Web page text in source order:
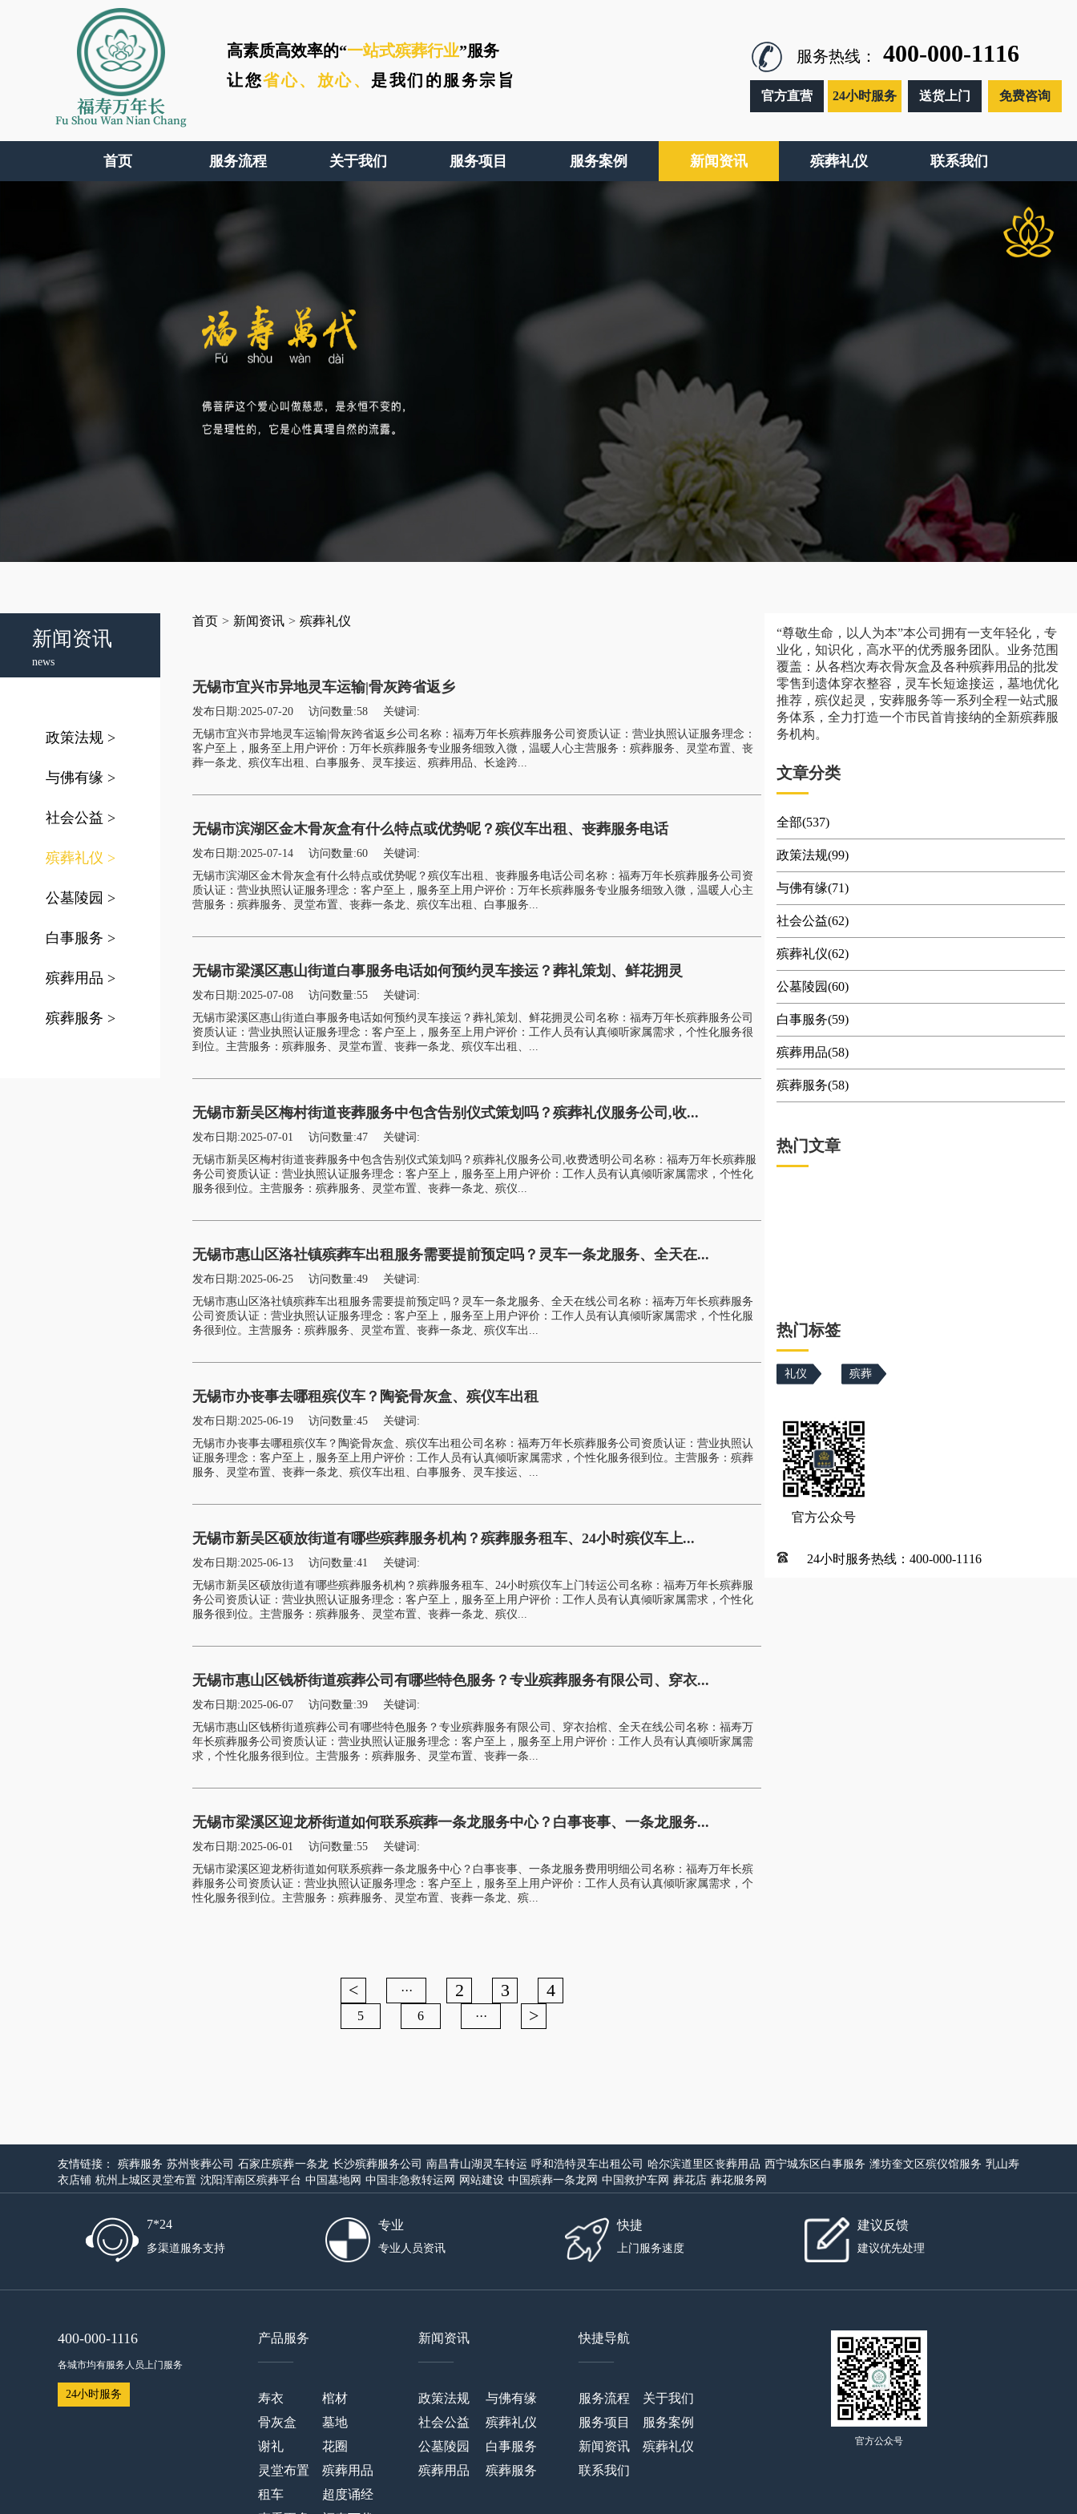
福寿万年长
Fu Shou Wan Nian Chang
高素质高效率的“一站式殡葬行业”服务
让您省心、 放心、 是我们的服务宗旨
服务热线： 400-000-1116
官方直营 24小时服务 送货上门 免费咨询
首页 服务流程 关于我们 服务项目 服务案例 新闻资讯 殡葬礼仪 联系我们
新闻资讯
news
政策法规 >
与佛有缘 >
社会公益 >
殡葬礼仪 >
公墓陵园 >
白事服务 >
殡葬用品 >
殡葬服务 >
首页 > 新闻资讯 > 殡葬礼仪
无锡市宜兴市异地灵车运输|骨灰跨省返乡
发布日期:2025-07-20 访问数量:58
关键词:
无锡市宜兴市异地灵车运输|骨灰跨省返乡公司名称：福寿万年长殡葬服务公司资质认证：营业执照认证服务理念：
客户至上，服务至上用户评价：万年长殡葬服务专业服务细致入微，温暖人心主营服务：殡葬服务、灵堂布置、丧
葬一条龙、殡仪车出租、白事服务、灵车接运、殡葬用品、长途跨...
无锡市滨湖区金木骨灰盒有什么特点或优势呢？殡仪车出租、丧葬服务电话
发布日期:2025-07-14 访问数量:60
关键词:
无锡市滨湖区金木骨灰盒有什么特点或优势呢？殡仪车出租、丧葬服务电话公司名称：福寿万年长殡葬服务公司资
质认证：营业执照认证服务理念：客户至上，服务至上用户评价：万年长殡葬服务专业服务细致入微，温暖人心主
营服务：殡葬服务、灵堂布置、丧葬一条龙、殡仪车出租、白事服务...
无锡市梁溪区惠山街道白事服务电话如何预约灵车接运？葬礼策划、鲜花拥灵
发布日期:2025-07-08 访问数量:55
关键词:
无锡市梁溪区惠山街道白事服务电话如何预约灵车接运？葬礼策划、鲜花拥灵公司名称：福寿万年长殡葬服务公司
资质认证：营业执照认证服务理念：客户至上，服务至上用户评价：工作人员有认真倾听家属需求，个性化服务很
到位。主营服务：殡葬服务、灵堂布置、丧葬一条龙、殡仪车出租、...
无锡市新吴区梅村街道丧葬服务中包含告别仪式策划吗？殡葬礼仪服务公司,收...
发布日期:2025-07-01 访问数量:47
关键词:
无锡市新吴区梅村街道丧葬服务中包含告别仪式策划吗？殡葬礼仪服务公司,收费透明公司名称：福寿万年长殡葬服
务公司资质认证：营业执照认证服务理念：客户至上，服务至上用户评价：工作人员有认真倾听家属需求，个性化
服务很到位。主营服务：殡葬服务、灵堂布置、丧葬一条龙、殡仪...
无锡市惠山区洛社镇殡葬车出租服务需要提前预定吗？灵车一条龙服务、全天在...
发布日期:2025-06-25 访问数量:49
关键词:
无锡市惠山区洛社镇殡葬车出租服务需要提前预定吗？灵车一条龙服务、全天在线公司名称：福寿万年长殡葬服务
公司资质认证：营业执照认证服务理念：客户至上，服务至上用户评价：工作人员有认真倾听家属需求，个性化服
务很到位。主营服务：殡葬服务、灵堂布置、丧葬一条龙、殡仪车出...
无锡市办丧事去哪租殡仪车？陶瓷骨灰盒、殡仪车出租
发布日期:2025-06-19 访问数量:45
关键词:
无锡市办丧事去哪租殡仪车？陶瓷骨灰盒、殡仪车出租公司名称：福寿万年长殡葬服务公司资质认证：营业执照认
证服务理念：客户至上，服务至上用户评价：工作人员有认真倾听家属需求，个性化服务很到位。主营服务：殡葬
服务、灵堂布置、丧葬一条龙、殡仪车出租、白事服务、灵车接运、...
无锡市新吴区硕放街道有哪些殡葬服务机构？殡葬服务租车、24小时殡仪车上...
发布日期:2025-06-13 访问数量:41
关键词:
无锡市新吴区硕放街道有哪些殡葬服务机构？殡葬服务租车、24小时殡仪车上门转运公司名称：福寿万年长殡葬服
务公司资质认证：营业执照认证服务理念：客户至上，服务至上用户评价：工作人员有认真倾听家属需求，个性化
服务很到位。主营服务：殡葬服务、灵堂布置、丧葬一条龙、殡仪...
无锡市惠山区钱桥街道殡葬公司有哪些特色服务？专业殡葬服务有限公司、穿衣...
发布日期:2025-06-07 访问数量:39
关键词:
无锡市惠山区钱桥街道殡葬公司有哪些特色服务？专业殡葬服务有限公司、穿衣抬棺、全天在线公司名称：福寿万
年长殡葬服务公司资质认证：营业执照认证服务理念：客户至上，服务至上用户评价：工作人员有认真倾听家属需
求，个性化服务很到位。主营服务：殡葬服务、灵堂布置、丧葬一条...
无锡市梁溪区迎龙桥街道如何联系殡葬一条龙服务中心？白事丧事、一条龙服务...
发布日期:2025-06-01 访问数量:55
关键词:
无锡市梁溪区迎龙桥街道如何联系殡葬一条龙服务中心？白事丧事、一条龙服务费用明细公司名称：福寿万年长殡
葬服务公司资质认证：营业执照认证服务理念：客户至上，服务至上用户评价：工作人员有认真倾听家属需求，个
性化服务很到位。主营服务：殡葬服务、灵堂布置、丧葬一条龙、殡...
< ··· 2 3 4
5 6 ··· >
“尊敬生命，以人为本”本公司拥有一支年轻化，专
业化，知识化，高水平的优秀服务团队。业务范围
覆盖：从各档次寿衣骨灰盒及各种殡葬用品的批发
零售到遗体穿衣整容，灵车长短途接运，墓地优化
推荐，殡仪起灵，安葬服务等一系列全程一站式服
务体系，全力打造一个市民首肯接纳的全新殡葬服
务机构。
文章分类
全部(537)
政策法规(99)
与佛有缘(71)
社会公益(62)
殡葬礼仪(62)
公墓陵园(60)
白事服务(59)
殡葬用品(58)
殡葬服务(58)
热门文章
热门标签
礼仪 殡葬
官方公众号
24小时服务热线：400-000-1116
友情链接： 殡葬服务 苏州丧葬公司 石家庄殡葬一条龙 长沙殡葬服务公司 南昌青山湖灵车转运 呼和浩特灵车出租公司 哈尔滨道里区丧葬用品 西宁城东区白事服务 潍坊奎文区殡仪馆服务 乳山寿
衣店铺 杭州上城区灵堂布置 沈阳浑南区殡葬平台 中国墓地网 中国非急救转运网 网站建设 中国殡葬一条龙网 中国救护车网 葬花店 葬花服务网
7*24
多渠道服务支持
专业
专业人员资讯
快捷
上门服务速度
建议反馈
建议优先处理
400-000-1116
各城市均有服务人员上门服务
24小时服务
产品服务
——
寿衣
棺材
骨灰盒
墓地
谢礼
花圈
灵堂布置
殡葬用品
租车
超度诵经
新闻资讯
——
政策法规
与佛有缘
社会公益
殡葬礼仪
公墓陵园
白事服务
殡葬用品
殡葬服务
快捷导航
——
服务流程
关于我们
服务项目
服务案例
新闻资讯
殡葬礼仪
联系我们
官方公众号